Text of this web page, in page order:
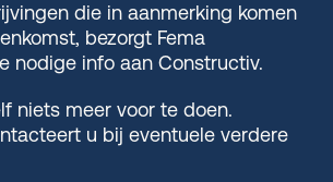
die in aanmerking komen
bezorgt Fema
nodige info aan Constructiv.
niets meer voor te doen.
u bij eventuele verdere